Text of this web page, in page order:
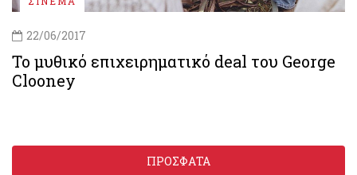
22/06/2017
Το μυθικό επιχειρηματικό deal του George
Clooney
ΠΡΟΣΦΑΤΑ